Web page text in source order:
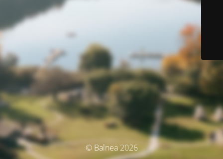
© Balnea 2026